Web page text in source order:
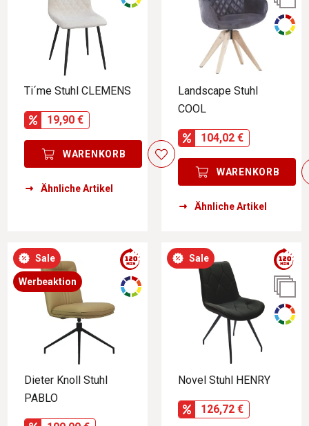
Ti´me Stuhl CLEMENS
19,90 €
WARENKORB
Ähnliche Artikel
Landscape Stuhl
COOL
104,02 €
WARENKORB
Ähnliche Artikel
Sale
Werbeaktion
Dieter Knoll Stuhl
PABLO
Sale
Novel Stuhl HENRY
126,72 €